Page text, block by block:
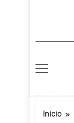
Inicio